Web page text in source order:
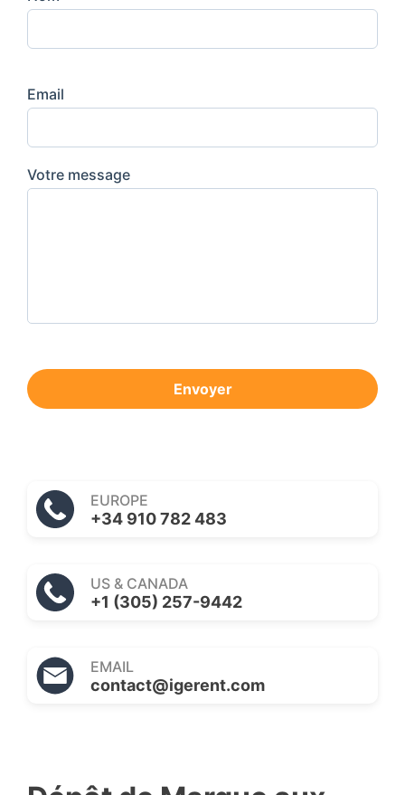
Email
Votre message
Envoyer
EUROPE
+34 910 782 483
US & CANADA
+1 (305) 257-9442
EMAIL
contact@igerent.com